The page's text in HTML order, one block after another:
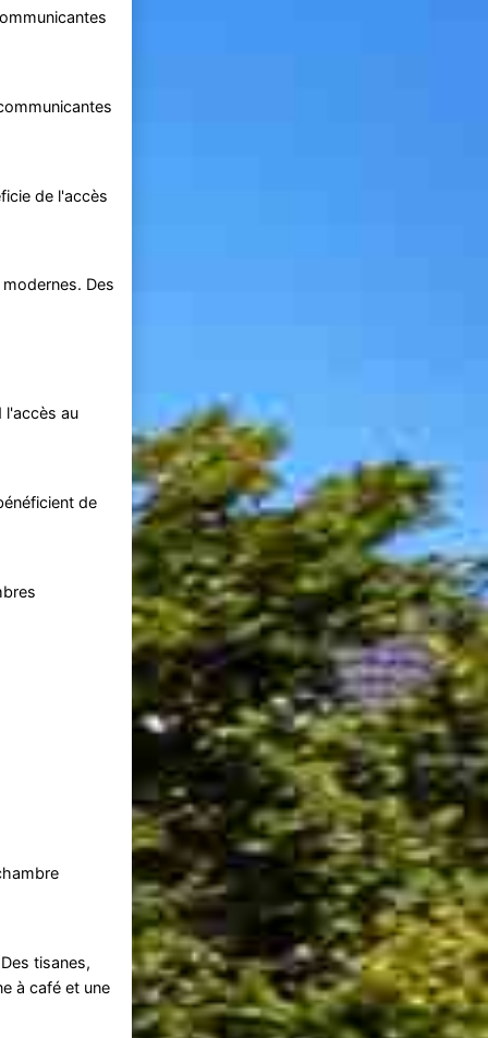
de l'accès
Des
l'accès au
de
tisanes,
à café et une